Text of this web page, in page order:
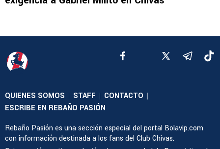
QUIENES SOMOS | STAFF | CONTACTO |
ESCRIBE EN REBAÑO PASIÓN
Rebaño Pasión es una sección especial del portal Bolavip.com
con información destinada a los fans del Club Chivas.